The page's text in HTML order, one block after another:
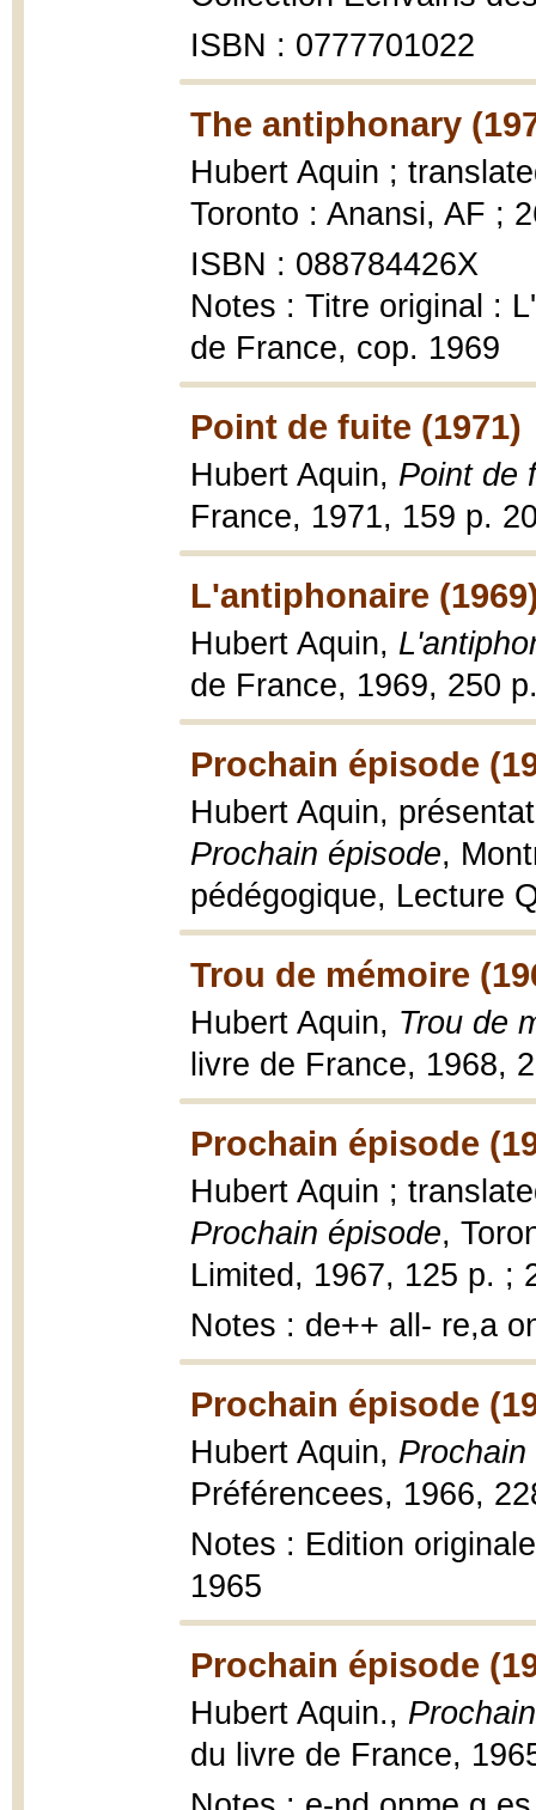
ISBN : 0777701022
The antiphonary
Hubert Aquin ;
Toronto : Anansi, AF ;
ISBN : 088784426X
Notes : Titre original :
de France, cop. 1969
Point de fuite (1971)
Hubert Aquin, Point de
France, 1971, 159 p.
L'antiphonaire
Hubert Aquin,
de France, 1969, 250
Prochain épisode
Hubert Aquin,
Prochain épisode,
pédégogique, Lecture
Trou de mémoire
Hubert Aquin, Trou de
livre de France, 1968,
Prochain épisode
Hubert Aquin ;
Prochain épisode,
Limited, 1967, 125 p. ;
Notes : de++ all- re,a
Prochain épisode
Hubert Aquin,
Préférencees, 1966,
Notes : Edition
1965
Prochain épisode
Hubert Aquin.,
du livre de France,